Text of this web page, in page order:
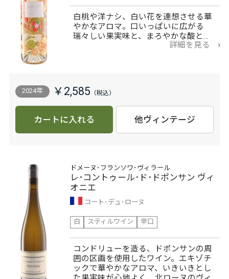
白桃や洋ナシ、白い花を連想させる華
やかなアロマ。口いっぱいに広がる
瑞々しい果実味と、まろやかな酸と…
詳細を見る
2024年 ￥2,585
カートに入れる 他ヴィンテージ
ドメーヌ･フランソワ･ヴィラール
レ･コントゥール･ド･ドポンサン ヴィ
オニエ
コート･デュ･ローヌ
白
スティルワイン 辛口
コンドリューを造る、ドポンサンの周
囲の区画を使用したワイン。エキゾチ
ックで華やかなアロマ、いきいきとし